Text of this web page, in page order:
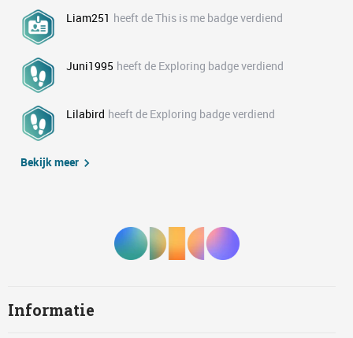
Liam251 heeft de This is me badge verdiend
Juni1995 heeft de Exploring badge verdiend
Lilabird heeft de Exploring badge verdiend
Bekijk meer
Informatie